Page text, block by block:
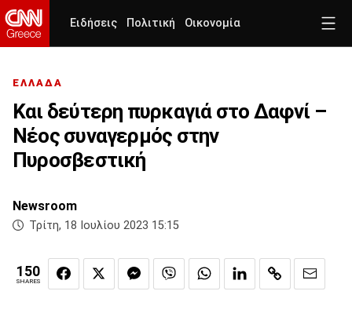
Ειδήσεις Πολιτική Οικονομία
ΕΛΛΑΔΑ
Και δεύτερη πυρκαγιά στο Δαφνί –
Νέος συναγερμός στην
Πυροσβεστική
Newsroom
Τρίτη, 18 Ιουλίου 2023 15:15
150
SHARES